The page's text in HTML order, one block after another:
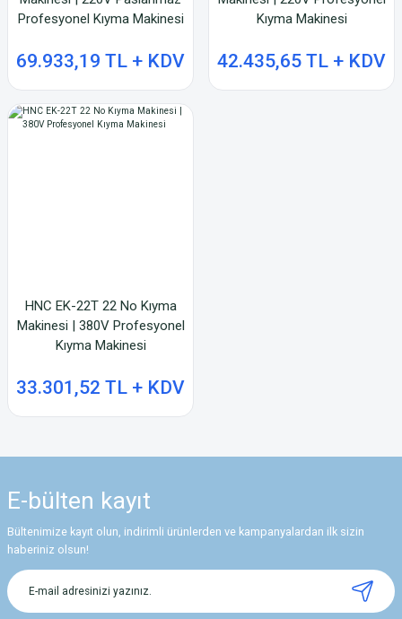
Profesyonel Kıyma Makinesi
69.933,19 TL + KDV
Kıyma Makinesi
42.435,65 TL + KDV
HNC EK-22T 22 No Kıyma
Makinesi | 380V Profesyonel
Kıyma Makinesi
33.301,52 TL + KDV
E-bülten kayıt
Bültenimize kayıt olun, indirimli ürünlerden ve kampanyalardan ilk sizin
haberiniz olsun!